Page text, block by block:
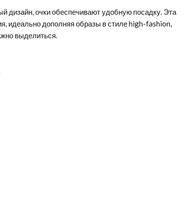
дизайн, очки обеспечивают удобную посадку. Эта
идеально дополняя образы в стиле high-fashion,
выделиться.